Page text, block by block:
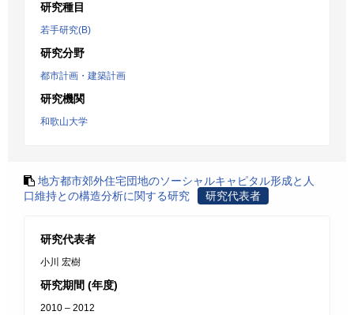
研究種目
若手研究(B)
研究分野
都市計画・建築計画
研究機関
和歌山大学
地方都市郊外住宅団地のソーシャルキャピタル形成と人
口維持との構造分析に関する研究
研究代表者
研究代表者
小川 宏樹
研究期間 (年度)
2010 – 2012